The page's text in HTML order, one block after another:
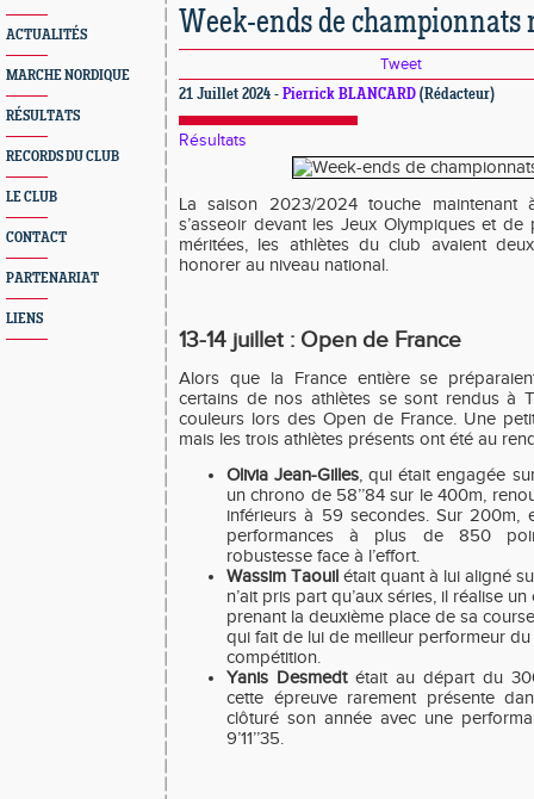
ACTUALITÉS
MARCHE NORDIQUE
RÉSULTATS
RECORDS DU CLUB
LE CLUB
CONTACT
PARTENARIAT
LIENS
Week-ends de
Tweet
21 Juillet 2024 - Pierrick BLANCARD (Rédacteur)
Résultats
La saison 2023/2024 touche
s’asseoir devant les Jeux Olympiques et
méritées, les athlètes du club avaient
honorer au niveau national.
13-14 juillet : Open de France
Alors que la France entière se
certains de nos athlètes se sont rendus à
couleurs lors des Open de France. Une
mais les trois athlètes présents ont été au
Olivia Jean-Gilles, qui était engagée
un chrono de 58’’84 sur le 400m,
inférieurs à 59 secondes. Sur 200m,
performances à plus de 850
robustesse face à l’effort.
Wassim Taouil était quant à lui aligné
n’ait pris part qu’aux séries, il réalise un
prenant la deuxième place de sa
qui fait de lui de meilleur performeur
compétition.
Yanis Desmedtétait au départ du
cette épreuve rarement présente
clôturé son année avec une
9’11’’35.